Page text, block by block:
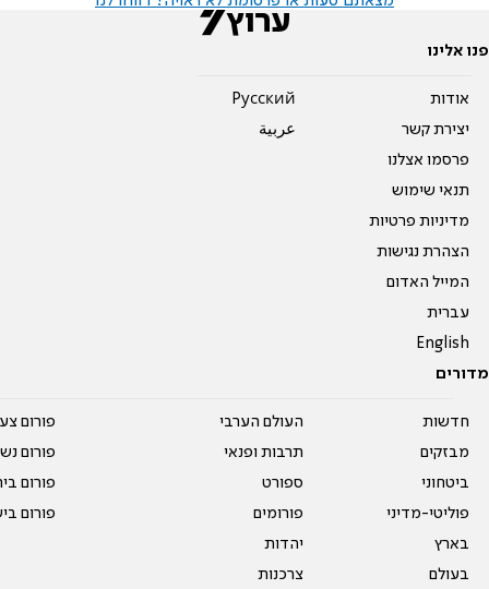
פנו אלינו
אודות
יצירת קשר
פרסמו אצלנו
תנאי שימוש
מדיניות פרטיות
הצהרת נגישות
המייל האדום
עברית
English
Pусский
عربية
מדורים
חדשות
מבזקים
ביטחוני
פוליטי-מדיני
בארץ
בעולם
העולם הערבי
תרבות ופנאי
ספורט
פורומים
יהדות
צרכנות
פורום
פורום
פורום
פורום